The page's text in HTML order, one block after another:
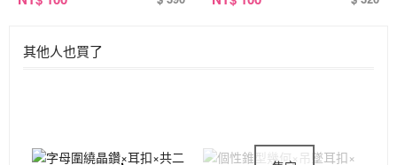
其他人也買了